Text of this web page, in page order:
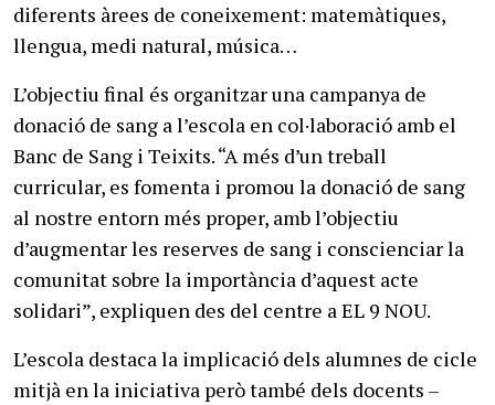
diferents àrees de coneixement: matemàtiques,
llengua, medi natural, música…
L’objectiu final és organitzar una campanya de
donació de sang a l’escola en col·laboració amb el
Banc de Sang i Teixits. “A més d’un treball
curricular, es fomenta i promou la donació de sang
al nostre entorn més proper, amb l’objectiu
d’augmentar les reserves de sang i conscienciar la
comunitat sobre la importància d’aquest acte
solidari”, expliquen des del centre a EL 9 NOU.
L’escola destaca la implicació dels alumnes de cicle
mitjà en la iniciativa però també dels docents –